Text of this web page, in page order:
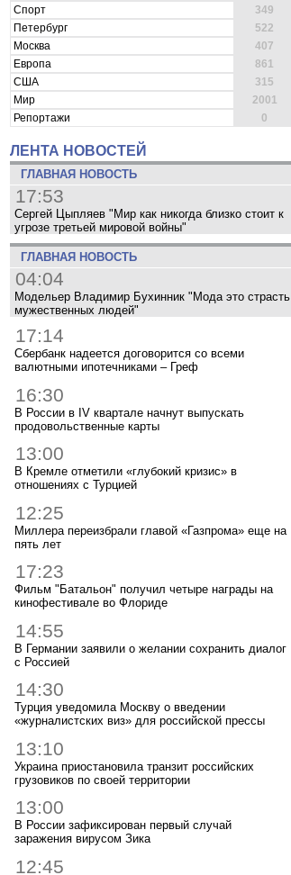
Спорт
349
Петербург
522
Москва
407
Европа
861
США
315
Мир
2001
Репортажи
0
ЛЕНТА НОВОСТЕЙ
ГЛАВНАЯ НОВОСТЬ
17:53
Сергей Цыпляев "Мир как никогда близко стоит к
угрозе третьей мировой войны"
ГЛАВНАЯ НОВОСТЬ
04:04
Модельер Владимир Бухинник "Мода это страсть
мужественных людей"
17:14
Сбербанк надеется договорится со всеми
валютными ипотечниками – Греф
16:30
В России в IV квартале начнут выпускать
продовольственные карты
13:00
В Кремле отметили «глубокий кризис» в
отношениях с Турцией
12:25
Миллера переизбрали главой «Газпрома» еще на
пять лет
17:23
Фильм "Батальон" получил четыре награды на
кинофестивале во Флориде
14:55
В Германии заявили о желании сохранить диалог
с Россией
14:30
Турция уведомила Москву о введении
«журналистских виз» для российской прессы
13:10
Украина приостановила транзит российских
грузовиков по своей территории
13:00
В России зафиксирован первый случай
заражения вирусом Зика
12:45